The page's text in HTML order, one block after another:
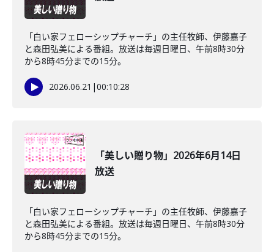
「白い家フェローシップチャーチ」の主任牧師、伊藤嘉子
と森田弘美による番組。放送は毎週日曜日、午前8時30分
から8時45分までの15分。
2026.06.21 |00:10:28
「美しい贈り物」2026年6月14日
放送
「白い家フェローシップチャーチ」の主任牧師、伊藤嘉子
と森田弘美による番組。放送は毎週日曜日、午前8時30分
から8時45分までの15分。